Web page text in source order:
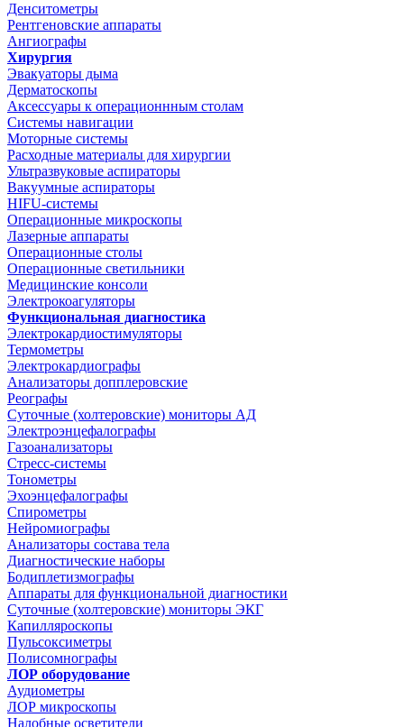
Денситометры
Рентгеновские аппараты
Ангиографы
Хирургия
Эвакуаторы дыма
Дерматоскопы
Аксессуары к операционнным столам
Системы навигации
Моторные системы
Расходные материалы для хирургии
Ультразвуковые аспираторы
Вакуумные аспираторы
HIFU-системы
Операционные микроскопы
Лазерные аппараты
Операционные столы
Операционные светильники
Медицинские консоли
Электрокоагуляторы
Функциональная диагностика
Электрокардиостимуляторы
Термометры
Электрокардиографы
Анализаторы допплеровские
Реографы
Суточные (холтеровские) мониторы АД
Электроэнцефалографы
Газоанализаторы
Стресс-системы
Тонометры
Эхоэнцефалографы
Спирометры
Нейромиографы
Анализаторы состава тела
Диагностические наборы
Бодиплетизмографы
Аппараты для функциональной диагностики
Суточные (холтеровские) мониторы ЭКГ
Капилляроскопы
Пульсоксиметры
Полисомнографы
ЛОР оборудование
Аудиометры
ЛОР микроскопы
Налобные осветители